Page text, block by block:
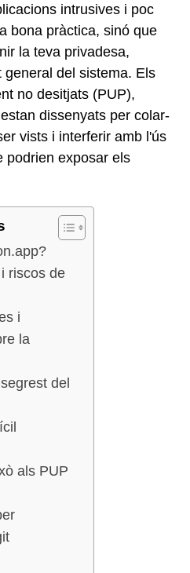
intrusives i poc
bona pràctica, sinó que
la teva privadesa,
del sistema. Els
no desitjats (PUP),
dissenyats per colar-
vists i interferir amb l'ús
podrien exposar els
riscos de
i
la
del
als PUP